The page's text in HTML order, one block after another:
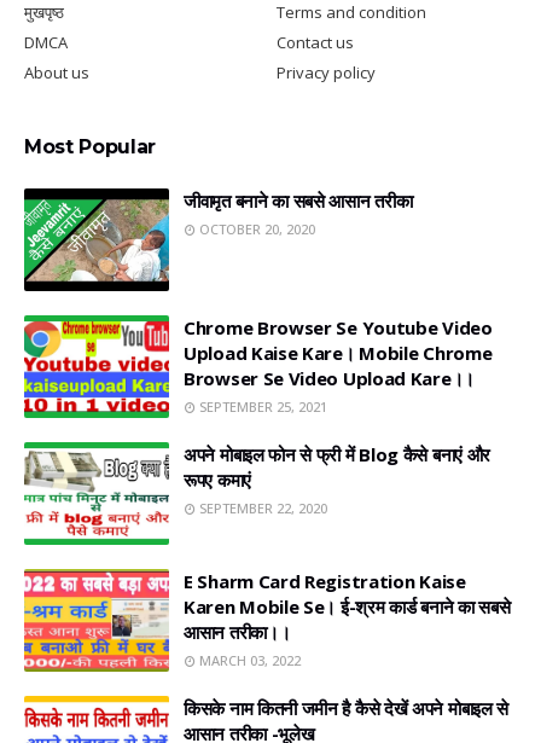
मुखपृष्ठ
Terms and condition
DMCA
Contact us
About us
Privacy policy
Most Popular
जीवामृत बनाने का सबसे आसान तरीका
OCTOBER 20, 2020
Chrome Browser Se Youtube Video
Upload Kaise Kare। Mobile Chrome
Browser Se Video Upload Kare।।
SEPTEMBER 25, 2021
अपने मोबाइल फोन से फ्री में Blog कैसे बनाएं और
रूपए कमाएं
SEPTEMBER 22, 2020
E Sharm Card Registration Kaise
Karen Mobile Se। ई-श्रम कार्ड बनाने का सबसे
आसान तरीका।।
MARCH 03, 2022
किसके नाम कितनी जमीन है कैसे देखें अपने मोबाइल से
आसान तरीका -भूलेख